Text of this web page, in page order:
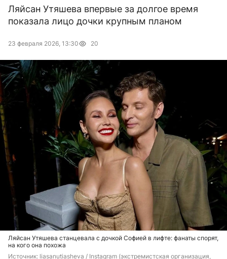
Ляйсан Утяшева впервые за долгое время
показала лицо дочки крупным планом
23 февраля 2026, 13:30 20
Ляйсан Утяшева станцевала с дочкой Софией в лифте: фанаты спорят,
на кого она похожа
Источник: liasanutiasheva / Instagram (экстремистская организация,